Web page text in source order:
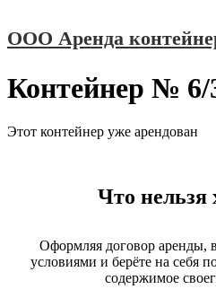
к
ООО Аренда
Контейнер № 6/
Этот контейнер уже арендован
Что нельзя
Оформляя договор аренды,
условиями и берёте на себя
содержимое